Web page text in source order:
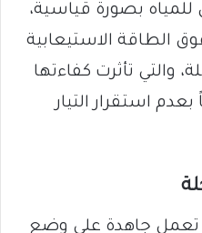
بصورة قياسية،
الطاقة الاستيعابية
والتي تأثرت كفاءتها
استقرار التيار
تعمل جاهدة على وضع